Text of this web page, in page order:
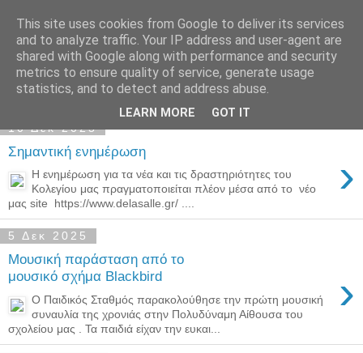
Παιδικός Σταθμός-
Νηπιαγωγείο "ΔΕΛΑΣΑΛ"
10 Δεκ 2025
Σημαντική ενημέρωση ›
Η ενημέρωση για τα νέα και τις δραστηριότητες του
Κολεγίου μας πραγματοποιείται πλέον μέσα από το νέο
μας site https://www.delasalle.gr/ ....
5 Δεκ 2025
Μουσική παράσταση από το
μουσικό σχήμα Blackbird
›
Ο Παιδικός Σταθμός παρακολούθησε την πρώτη μουσική
συναυλία της χρονιάς στην Πολυδύναμη Αίθουσα του
σχολείου μας . Τα παιδιά είχαν την ευκαι...
This site uses cookies from Google to deliver its services
and to analyze traffic. Your IP address and user-agent are
shared with Google along with performance and security
metrics to ensure quality of service, generate usage
statistics, and to detect and address abuse.
LEARN MORE GOT IT